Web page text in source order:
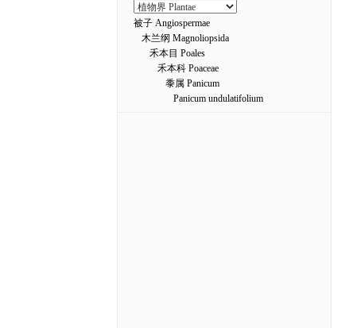
被子 Angiospermae
木兰纲 Magnoliopsida
禾本目 Poales
禾本科 Poaceae
黍属 Panicum
Panicum undulatifolium